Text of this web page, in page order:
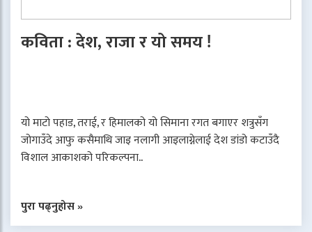
कविता : देश, राजा र यो समय !
यो माटो पहाड, तराई, र हिमालको यो सिमाना रगत बगाएर शत्रुसँग
जोगाउँदे आफु कसैमाथि जाइ नलागी आइलाग्नेलाई देश डांडो कटाउँदै
विशाल आकाशको परिकल्पना..
पुरा पढ्नुहोस »